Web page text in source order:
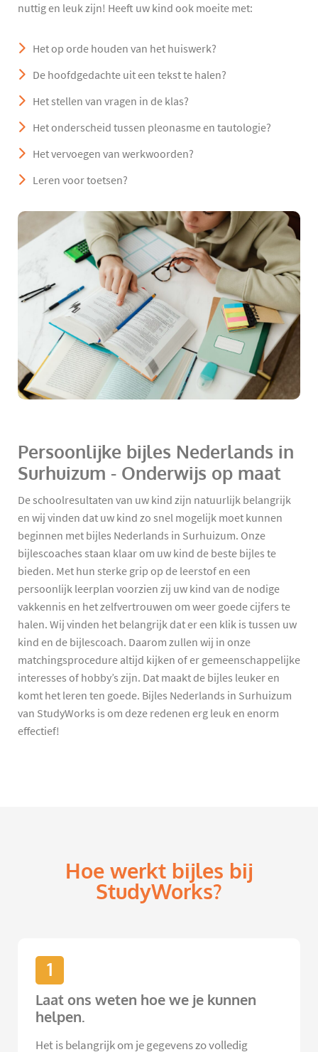
nuttig en leuk zijn! Heeft uw kind ook moeite met:
Het op orde houden van het huiswerk?
De hoofdgedachte uit een tekst te halen?
Het stellen van vragen in de klas?
Het onderscheid tussen pleonasme en tautologie?
Het vervoegen van werkwoorden?
Leren voor toetsen?
Persoonlijke bijles Nederlands in
Surhuizum - Onderwijs op maat
De schoolresultaten van uw kind zijn natuurlijk belangrijk
en wij vinden dat uw kind zo snel mogelijk moet kunnen
beginnen met bijles Nederlands in Surhuizum. Onze
bijlescoaches staan klaar om uw kind de beste bijles te
bieden. Met hun sterke grip op de leerstof en een
persoonlijk leerplan voorzien zij uw kind van de nodige
vakkennis en het zelfvertrouwen om weer goede cijfers te
halen. Wij vinden het belangrijk dat er een klik is tussen uw
kind en de bijlescoach. Daarom zullen wij in onze
matchingsprocedure altijd kijken of er gemeenschappelijke
interesses of hobby’s zijn. Dat maakt de bijles leuker en
komt het leren ten goede. Bijles Nederlands in Surhuizum
van StudyWorks is om deze redenen erg leuk en enorm
effectief!
Hoe werkt bijles bij
StudyWorks?
1
Laat ons weten hoe we je kunnen
helpen.
Het is belangrijk om je gegevens zo volledig